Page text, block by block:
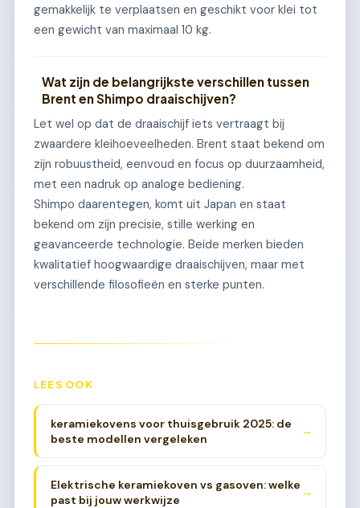
gemakkelijk te verplaatsen en geschikt voor klei tot
een gewicht van maximaal 10 kg.
Wat zijn de belangrijkste verschillen tussen
Brent en Shimpo draaischijven?
Let wel op dat de draaischijf iets vertraagt bij
zwaardere kleihoeveelheden. Brent staat bekend om
zijn robuustheid, eenvoud en focus op duurzaamheid,
met een nadruk op analoge bediening.
Shimpo daarentegen, komt uit Japan en staat
bekend om zijn precisie, stille werking en
geavanceerde technologie. Beide merken bieden
kwalitatief hoogwaardige draaischijven, maar met
verschillende filosofieën en sterke punten.
LEES OOK
keramiekovens voor thuisgebruik 2025: de
beste modellen vergeleken
→
Elektrische keramiekoven vs gasoven: welke
past bij jouw werkwijze
→